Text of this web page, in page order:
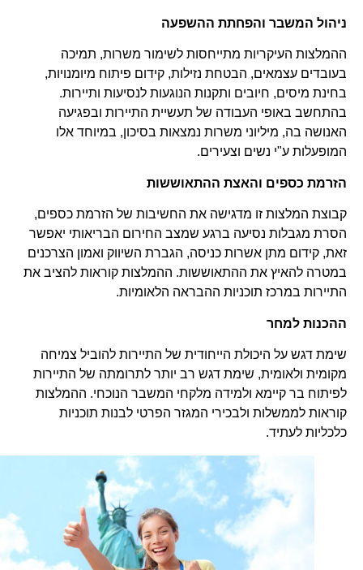
ניהול המשבר והפחתת ההשפעה
ההמלצות העיקריות מתייחסות לשימור משרות, תמיכה
בעובדים עצמאים, הבטחת נזילות, קידום פיתוח מיומנויות,
בחינת מיסים, חיובים ותקנות הנוגעות לנסיעות ותיירות.
בהתחשב באופי העבודה של תעשיית התיירות ובפגיעה
האנושה בה, מיליוני משרות נמצאות בסיכון, במיוחד אלו
המופעלות ע"י נשים וצעירים.
הזרמת כספים והאצת ההתאוששות
קבוצת המלצות זו מדגישה את החשיבות של הזרמת כספים,
הסרת מגבלות נסיעה ברגע שמצב החירום הבריאותי יאפשר
זאת, קידום מתן אשרות כניסה, הגברת השיווק ואמון הצרכנים
במטרה להאיץ את ההתאוששות. ההמלצות קוראות להציב את
התיירות במרכז תוכניות ההבראה הלאומיות.
ההכנות למחר
שימת דגש על היכולת הייחודית של התיירות להוביל צמיחה
מקומית ולאומית, שימת דגש רב יותר לתרומתה של התיירות
לפיתוח בר קיימא ולמידה מלקחי המשבר הנוכחי. ההמלצות
קוראות לממשלות ולבכירי המגזר הפרטי לבנות תוכניות
כלכליות לעתיד.